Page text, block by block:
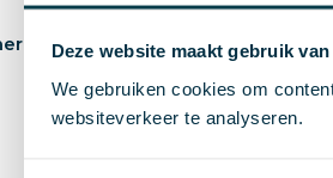
Deze website maakt gebruik
We gebruiken cookies om
websiteverkeer te analyseren.